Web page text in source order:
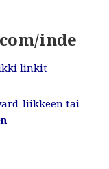
inde
linkit
liikkeen tai